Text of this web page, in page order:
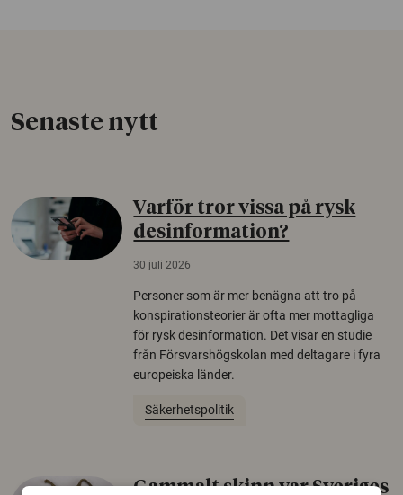
Senaste nytt
Varför tror vissa på rysk
desinformation?
30 juli 2026
Personer som är mer benägna att tro på
konspirationsteorier är ofta mer mottagliga
för rysk desinformation. Det visar en studie
från Försvarshögskolan med deltagare i fyra
europeiska länder.
Säkerhetspolitik
Gammalt skinn var Sveriges